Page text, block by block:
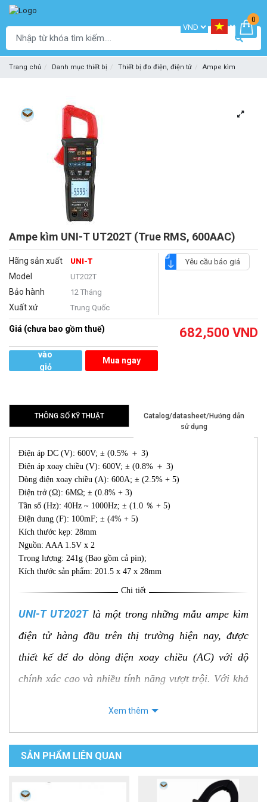
0
Trang chủ Danh mục thiết bị Thiết bị đo điện, điện tử Ampe kìm
Ampe kìm UNI-T UT202T (True RMS, 600AAC)
Hãng sản xuất UNI-T
Model UT202T
Bảo hành 12 Tháng
Xuất xứ Trung Quốc
Yêu cầu báo giá
Giá (chưa bao gồm thuế) 682,500 VND
vào
giỏ
Mua ngay
THÔNG SỐ KỸ THUẬT
Catalog/datasheet/Hướng dẫn
sử dụng
Điện áp DC (V): 600V; ± (0.5% ＋ 3)
Điện áp xoay chiều (V): 600V; ± (0.8% ＋ 3)
Dòng điện xoay chiều (A): 600A; ± (2.5% + 5)
Điện trở (Ω): 6MΩ; ± (0.8% + 3)
Tần số (Hz): 40Hz ~ 1000Hz; ± (1.0 ％ + 5)
Điện dung (F): 100mF; ± (4% + 5)
Kích thước kẹp: 28mm
Nguồn: AAA 1.5V x 2
Trọng lượng: 241g (Bao gồm cả pin);
Kích thước sản phẩm: 201.5 x 47 x 28mm
Chi tiết
UNI-T UT202Tlà một trong những mẫu ampe kìm
điện tử hàng đầu trên thị trường hiện nay, được
thiết kế để đo dòng điện xoay chiều (AC) với độ
chính xác cao và nhiều tính năng vượt trội. Với khả
thuật viên, kỹ sư điện và những người làm việc trong
lĩnh vực điện tử.
Đặc điểm nổi bật của UNI-T UT202T
Xem thêm
SẢN PHẨM LIÊN QUAN